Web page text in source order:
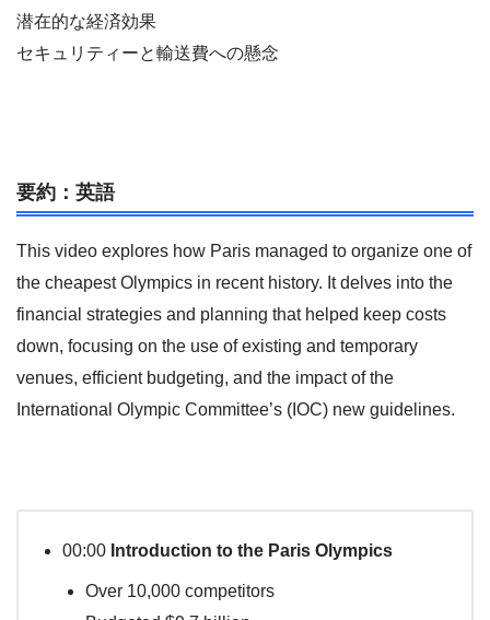
潜在的な経済効果
セキュリティーと輸送費への懸念
要約：英語
This video explores how Paris managed to organize one of
the cheapest Olympics in recent history. It delves into the
financial strategies and planning that helped keep costs
down, focusing on the use of existing and temporary
venues, efficient budgeting, and the impact of the
International Olympic Committee’s (IOC) new guidelines.
00:00 Introduction to the Paris Olympics
Over 10,000 competitors